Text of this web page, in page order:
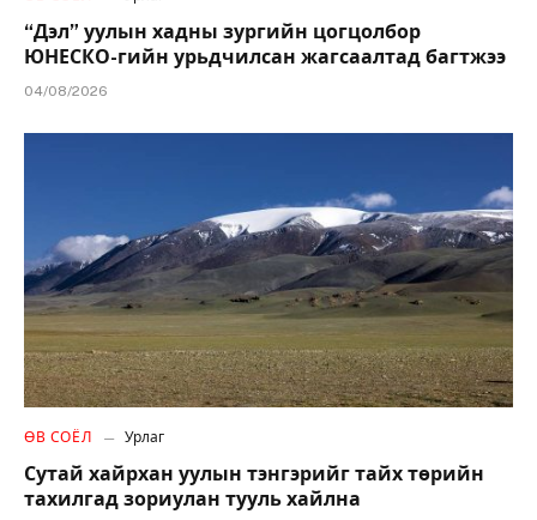
“Дэл” уулын хадны зургийн цогцолбор
ЮНЕСКО-гийн урьдчилсан жагсаалтад багтжээ
04/08/2026
ӨВ СОЁЛ Урлаг
Сутай хайрхан уулын тэнгэрийг тайх төрийн
тахилгад зориулан тууль хайлна